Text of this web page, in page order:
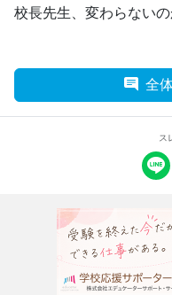
校長先生、変わらないの
全
ス